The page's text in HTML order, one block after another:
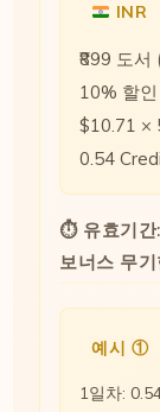
INR
₹899 도
10% 할
$10.71 ×
0.54
⏱ 유효기간
보너스 무기
예시 ①
1일차: